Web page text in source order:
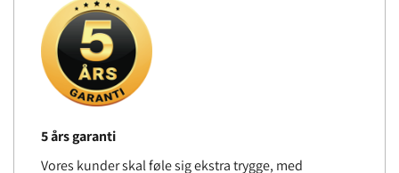
5 års garanti
Vores kunder skal føle sig ekstra trygge, med